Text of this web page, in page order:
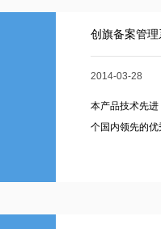
创旗备案管
2014-03-28
本产品技术先
个国内领先的